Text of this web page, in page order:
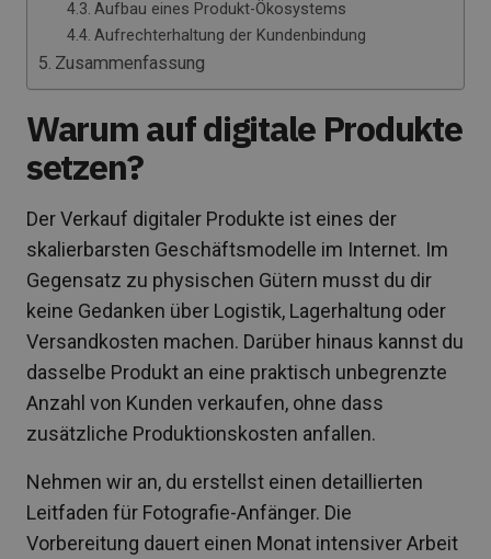
Aufbau eines Produkt-Ökosystems
Aufrechterhaltung der Kundenbindung
Zusammenfassung
Warum auf digitale Produkte
setzen?
Der Verkauf digitaler Produkte ist eines der
skalierbarsten Geschäftsmodelle im Internet. Im
Gegensatz zu physischen Gütern musst du dir
keine Gedanken über Logistik, Lagerhaltung oder
Versandkosten machen. Darüber hinaus kannst du
dasselbe Produkt an eine praktisch unbegrenzte
Anzahl von Kunden verkaufen, ohne dass
zusätzliche Produktionskosten anfallen.
Nehmen wir an, du erstellst einen detaillierten
Leitfaden für Fotografie-Anfänger. Die
Vorbereitung dauert einen Monat intensiver Arbeit